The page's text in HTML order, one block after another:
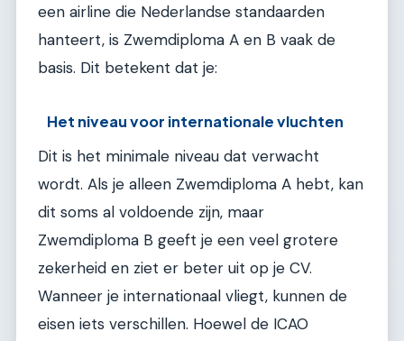
een airline die Nederlandse standaarden
hanteert, is Zwemdiploma A en B vaak de
basis. Dit betekent dat je:
Het niveau voor internationale vluchten
Dit is het minimale niveau dat verwacht
wordt. Als je alleen Zwemdiploma A hebt, kan
dit soms al voldoende zijn, maar
Zwemdiploma B geeft je een veel grotere
zekerheid en ziet er beter uit op je CV.
Wanneer je internationaal vliegt, kunnen de
eisen iets verschillen. Hoewel de ICAO